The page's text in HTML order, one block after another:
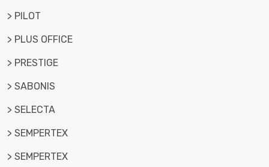
> PILOT
> PLUS OFFICE
> PRESTIGE
> SABONIS
> SELECTA
> SEMPERTEX
> SEMPERTEX